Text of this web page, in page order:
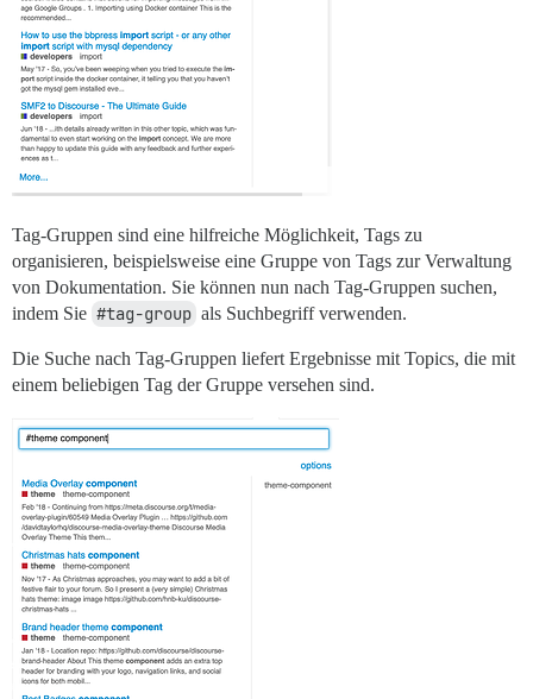
Tag-Gruppen sind eine hilfreiche Möglichkeit, Tags zu
organisieren, beispielsweise eine Gruppe von Tags zur Verwaltung
von Dokumentation. Sie können nun nach Tag-Gruppen suchen,
indem Sie #tag-group als Suchbegriff verwenden.
Die Suche nach Tag-Gruppen liefert Ergebnisse mit Topics, die mit
einem beliebigen Tag der Gruppe versehen sind.